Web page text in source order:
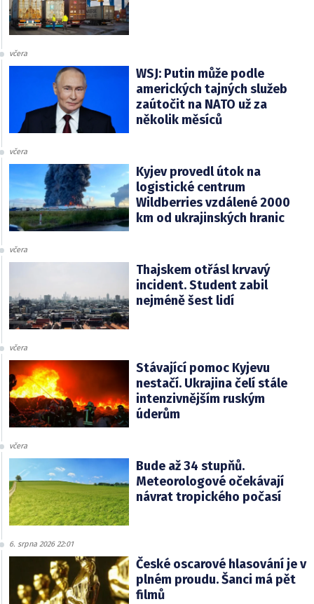
včera
WSJ: Putin může podle
amerických tajných služeb
zaútočit na NATO už za
několik měsíců
včera
Kyjev provedl útok na
logistické centrum
Wildberries vzdálené 2000
km od ukrajinských hranic
včera
Thajskem otřásl krvavý
incident. Student zabil
nejméně šest lidí
včera
Stávající pomoc Kyjevu
nestačí. Ukrajina čelí stále
intenzivnějším ruským
úderům
včera
Bude až 34 stupňů.
Meteorologové očekávají
návrat tropického počasí
6. srpna 2026 22:01
České oscarové hlasování je v
plném proudu. Šanci má pět
filmů